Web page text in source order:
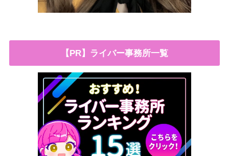
【PR】ライバー事務所一覧